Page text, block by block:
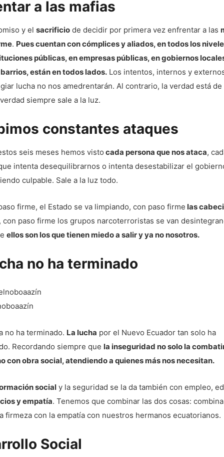
a las mafias
y el sacrificio de decidir por primera vez enfrentar a las
. Pues cuentan con cómplices y aliados, en todos los
públicas, en empresas públicas, en gobiernos
están en todos lados. Los intentos, internos y
lucha no nos amedrentarán. Al contrario, la verdad está
siempre sale a la luz.
constantes ataques
seis meses hemos visto cada persona que nos ataca,
intenta desequilibrarnos o intenta desestabilizar el
culpable. Sale a la luz todo.
firme, el Estado se va limpiando, con paso firme las
con paso firme los grupos narcoterroristas se van
ellos son los que tienen miedo a salir y ya no nosotros.
no ha terminado
no ha terminado. La lucha por el Nuevo Ecuador tan solo ha
Recordando siempre que la inseguridad no solo la
con obra social, atendiendo a quienes más nos necesitan.
social y la seguridad se la da también con empleo,
y empatía. Tenemos que combinar las dos cosas:
firmeza con la empatía con nuestros hermanos ecuatorianos.
Social